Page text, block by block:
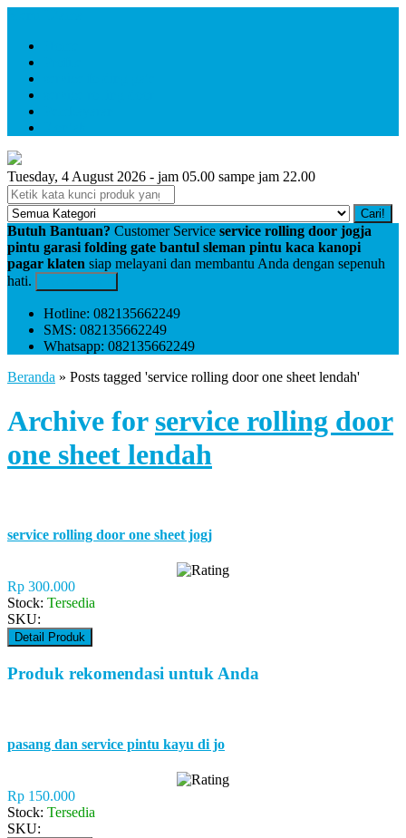
Tuesday, 4 August 2026 - jam 05.00 sampe jam 22.00
Cari!
Butuh Bantuan? Customer Service service rolling door jogja
pintu garasi folding gate bantul sleman pintu kaca kanopi
pagar klaten siap melayani dan membantu Anda dengan sepenuh
hati.
Hotline: 082135662249
SMS: 082135662249
Whatsapp: 082135662249
Beranda » Posts tagged 'service rolling door one sheet lendah'
Archive for service rolling door
one sheet lendah
service rolling door one sheet jogj
Rp 300.000
Stock: Tersedia
SKU:
Detail Produk
Produk rekomendasi untuk Anda
pasang dan service pintu kayu di jo
Rp 150.000
Stock: Tersedia
SKU: